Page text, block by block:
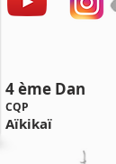
4 ème Dan
CQP
Aïkikaï